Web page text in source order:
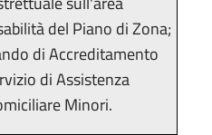
del Piano di Zona;
di Accreditamento
di Assistenza
Minori.